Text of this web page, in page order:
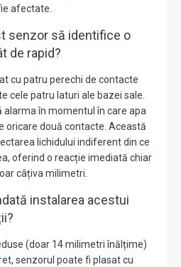
afectate.
senzor să identifice o
de rapid?
cu patru perechi de contacte
cele patru laturi ale bazei sale.
alarma în momentul în care apa
oricare două contacte. Această
lichidului indiferent din ce
oferind o reacție imediată chiar
câțiva milimetri.
instalarea acestui
(doar 14 milimetri înălțime)
senzorul poate fi plasat cu